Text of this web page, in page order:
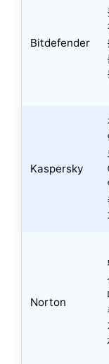
Bitdefender
Kaspersky
Norton